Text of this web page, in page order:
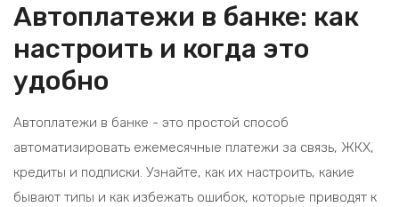
Автоплатежи в банке: как
настроить и когда это
удобно
Автоплатежи в банке - это простой способ
автоматизировать ежемесячные платежи за связь, ЖКХ,
кредиты и подписки. Узнайте, как их настроить, какие
бывают типы и как избежать ошибок, которые приводят к